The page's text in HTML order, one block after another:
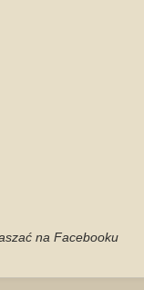
na Facebooku